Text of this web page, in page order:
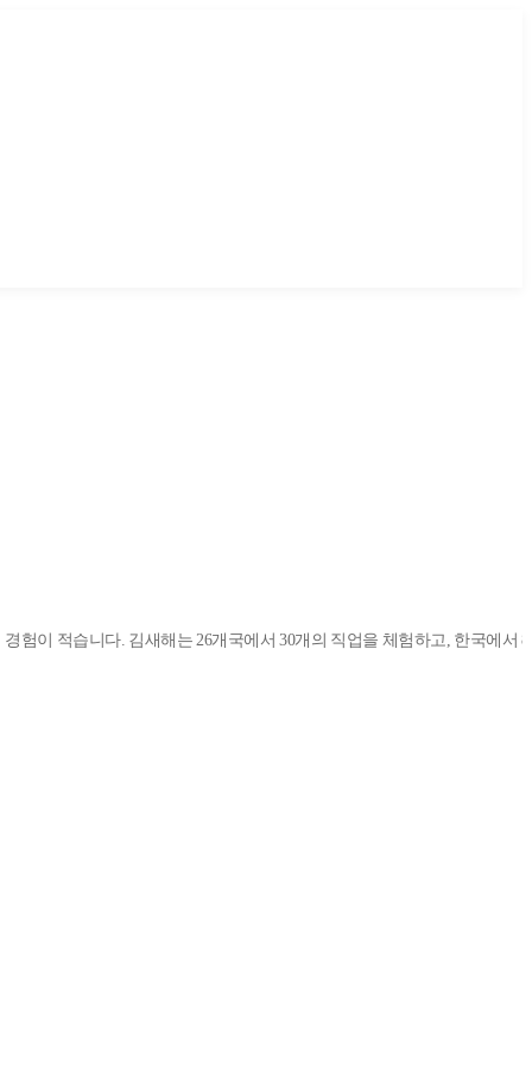
습니다. 김새해는 26개국에서 30개의 직업을 체험하고, 한국